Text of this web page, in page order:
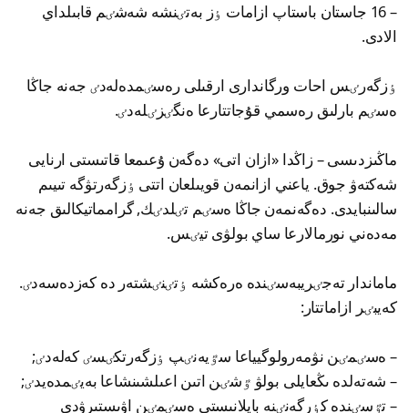
– 16 جاستان باستاپ ازامات ٶز بەتٸنشە شەشٸم قابىلداي
الادى.
ٶزگەرٸس احات ورگاندارى ارقىلى رەسٸمدەلەدٸ جەنە جاڭا
ەسٸم بارلىق رەسمي قۇجاتتارعا ەنگٸزٸلەدٸ.
ماڭىزدىسى – زاڭدا «ازان اتى» دەگەن ۇعىمعا قاتىستى ارنايى
شەكتەۋ جوق. ياعني ازانمەن قويىلعان اتتى ٶزگەرتۋگە تىيىم
سالىنبايدى. دەگەنمەن جاڭا ەسٸم تٸلدٸك, گرامماتيكالىق جەنە
مەدەني نورمالارعا ساي بولۋى تيٸس.
ماماندار تەجٸريبەسٸندە ەرەكشە ٶتٸنٸشتەر دە كەزدەسەدٸ.
كەيبٸر ازاماتتار:
– ەسٸمٸن نۋمەرولوگيياعا سٷيەنٸپ ٶزگەرتكٸسٸ كەلەدٸ;
– شەتەلدە ىڭعايلى بولۋ ٷشٸن اتىن اعىلشىنشاعا بەيٸمدەيدٸ;
– تٷسٸندە كٶرگەنٸنە بايلانىستى ەسٸمٸن اۋىستىرۋدى